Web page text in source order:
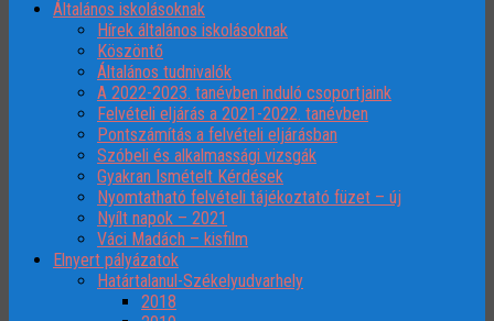
Általános iskolásoknak
Hírek általános iskolásoknak
Köszöntő
Általános tudnivalók
A 2022-2023. tanévben induló csoportjaink
Felvételi eljárás a 2021-2022. tanévben
Pontszámítás a felvételi eljárásban
Szóbeli és alkalmassági vizsgák
Gyakran Ismételt Kérdések
Nyomtatható felvételi tájékoztató füzet – új
Nyílt napok – 2021
Váci Madách – kisfilm
Elnyert pályázatok
Határtalanul-Székelyudvarhely
2018